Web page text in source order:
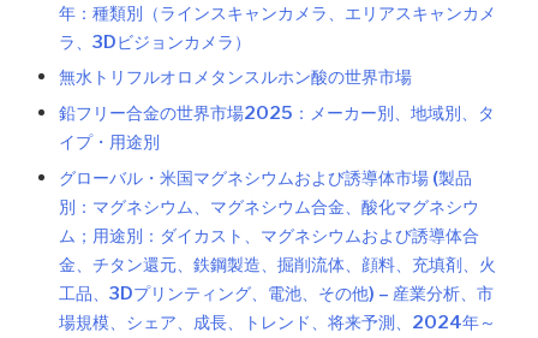
年：種類別（ラインスキャンカメラ、エリアスキャンカメ
ラ、3Dビジョンカメラ）
無水トリフルオロメタンスルホン酸の世界市場
鉛フリー合金の世界市場2025：メーカー別、地域別、タ
イプ・用途別
グローバル・米国マグネシウムおよび誘導体市場 (製品
別：マグネシウム、マグネシウム合金、酸化マグネシウ
ム；用途別：ダイカスト、マグネシウムおよび誘導体合
金、チタン還元、鉄鋼製造、掘削流体、顔料、充填剤、火
工品、3Dプリンティング、電池、その他) – 産業分析、市
場規模、シェア、成長、トレンド、将来予測、2024年～